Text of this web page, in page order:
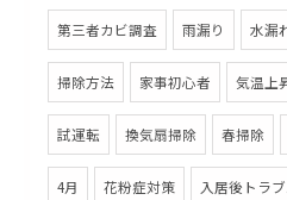
第三者カビ調査 雨漏り 水漏
掃除方法 家事初心者 気温上
試運転 換気扇掃除 春掃除
4月 花粉症対策 入居後トラ